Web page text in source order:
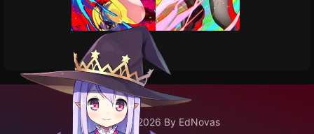
©2020 - 2026 By EdNovas